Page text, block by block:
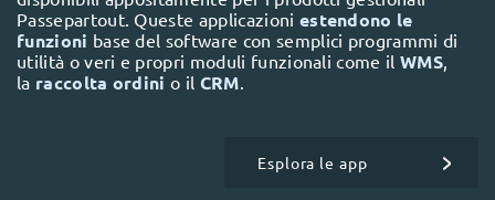
Passepartout. Queste applicazioni estendono le
funzioni base del software con semplici programmi di
utilità o veri e propri moduli funzionali come ilWMS,
la raccolta ordini o il CRM
Esplora le app